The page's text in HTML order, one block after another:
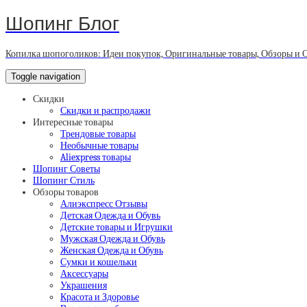
Шопинг Блог
Копилка шопоголиков: Идеи покупок, Оригинальные товары, Обзоры и
Toggle navigation
Скидки
Скидки и распродажи
Интересные товары
Трендовые товары
Необычные товары
Aliexpress товары
Шопинг Советы
Шопинг Стиль
Обзоры товаров
Алиэкспресс Отзывы
Детская Одежда и Обувь
Детские товары и Игрушки
Мужская Одежда и Обувь
Женская Одежда и Обувь
Сумки и кошельки
Аксессуары
Украшения
Красота и Здоровье